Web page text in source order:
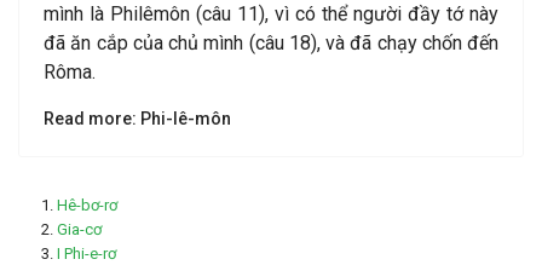
mình là Philêmôn (câu 11), vì có thể người đầy tớ này
đã ăn cắp của chủ mình (câu 18), và đã chạy chốn đến
Rôma.
Read more: Phi-lê-môn
Hê-bơ-rơ
Gia-cơ
I Phi-e-rơ